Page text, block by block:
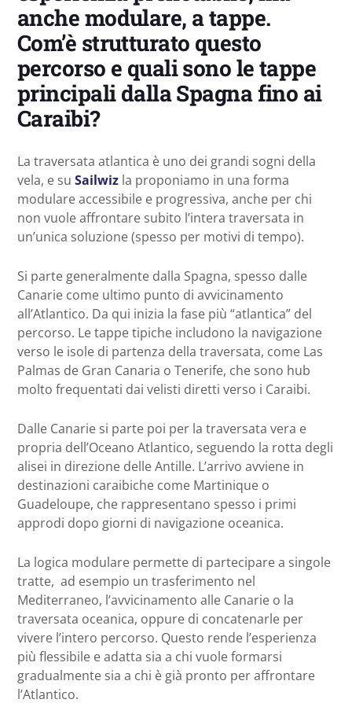
anche modulare, a tappe.
Com’è strutturato questo
percorso e quali sono le tappe
principali dalla Spagna fino ai
Caraibi?
La traversata atlantica è uno dei grandi sogni della
vela, e su Sailwiz la proponiamo in una forma
modulare accessibile e progressiva, anche per chi
non vuole affrontare subito l’intera traversata in
un’unica soluzione (spesso per motivi di tempo).
Si parte generalmente dalla Spagna, spesso dalle
Canarie come ultimo punto di avvicinamento
all’Atlantico. Da qui inizia la fase più “atlantica” del
percorso. Le tappe tipiche includono la navigazione
verso le isole di partenza della traversata, come Las
Palmas de Gran Canaria o Tenerife, che sono hub
molto frequentati dai velisti diretti verso i Caraibi.
Dalle Canarie si parte poi per la traversata vera e
propria dell’Oceano Atlantico, seguendo la rotta degli
alisei in direzione delle Antille. L’arrivo avviene in
destinazioni caraibiche come Martinique o
Guadeloupe, che rappresentano spesso i primi
approdi dopo giorni di navigazione oceanica.
La logica modulare permette di partecipare a singole
tratte, ad esempio un trasferimento nel
Mediterraneo, l’avvicinamento alle Canarie o la
traversata oceanica, oppure di concatenarle per
vivere l’intero percorso. Questo rende l’esperienza
più flessibile e adatta sia a chi vuole formarsi
gradualmente sia a chi è già pronto per affrontare
l’Atlantico.